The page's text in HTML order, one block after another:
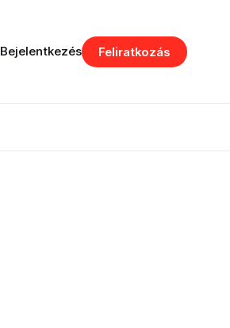
Bejelentkezés Feliratkozás